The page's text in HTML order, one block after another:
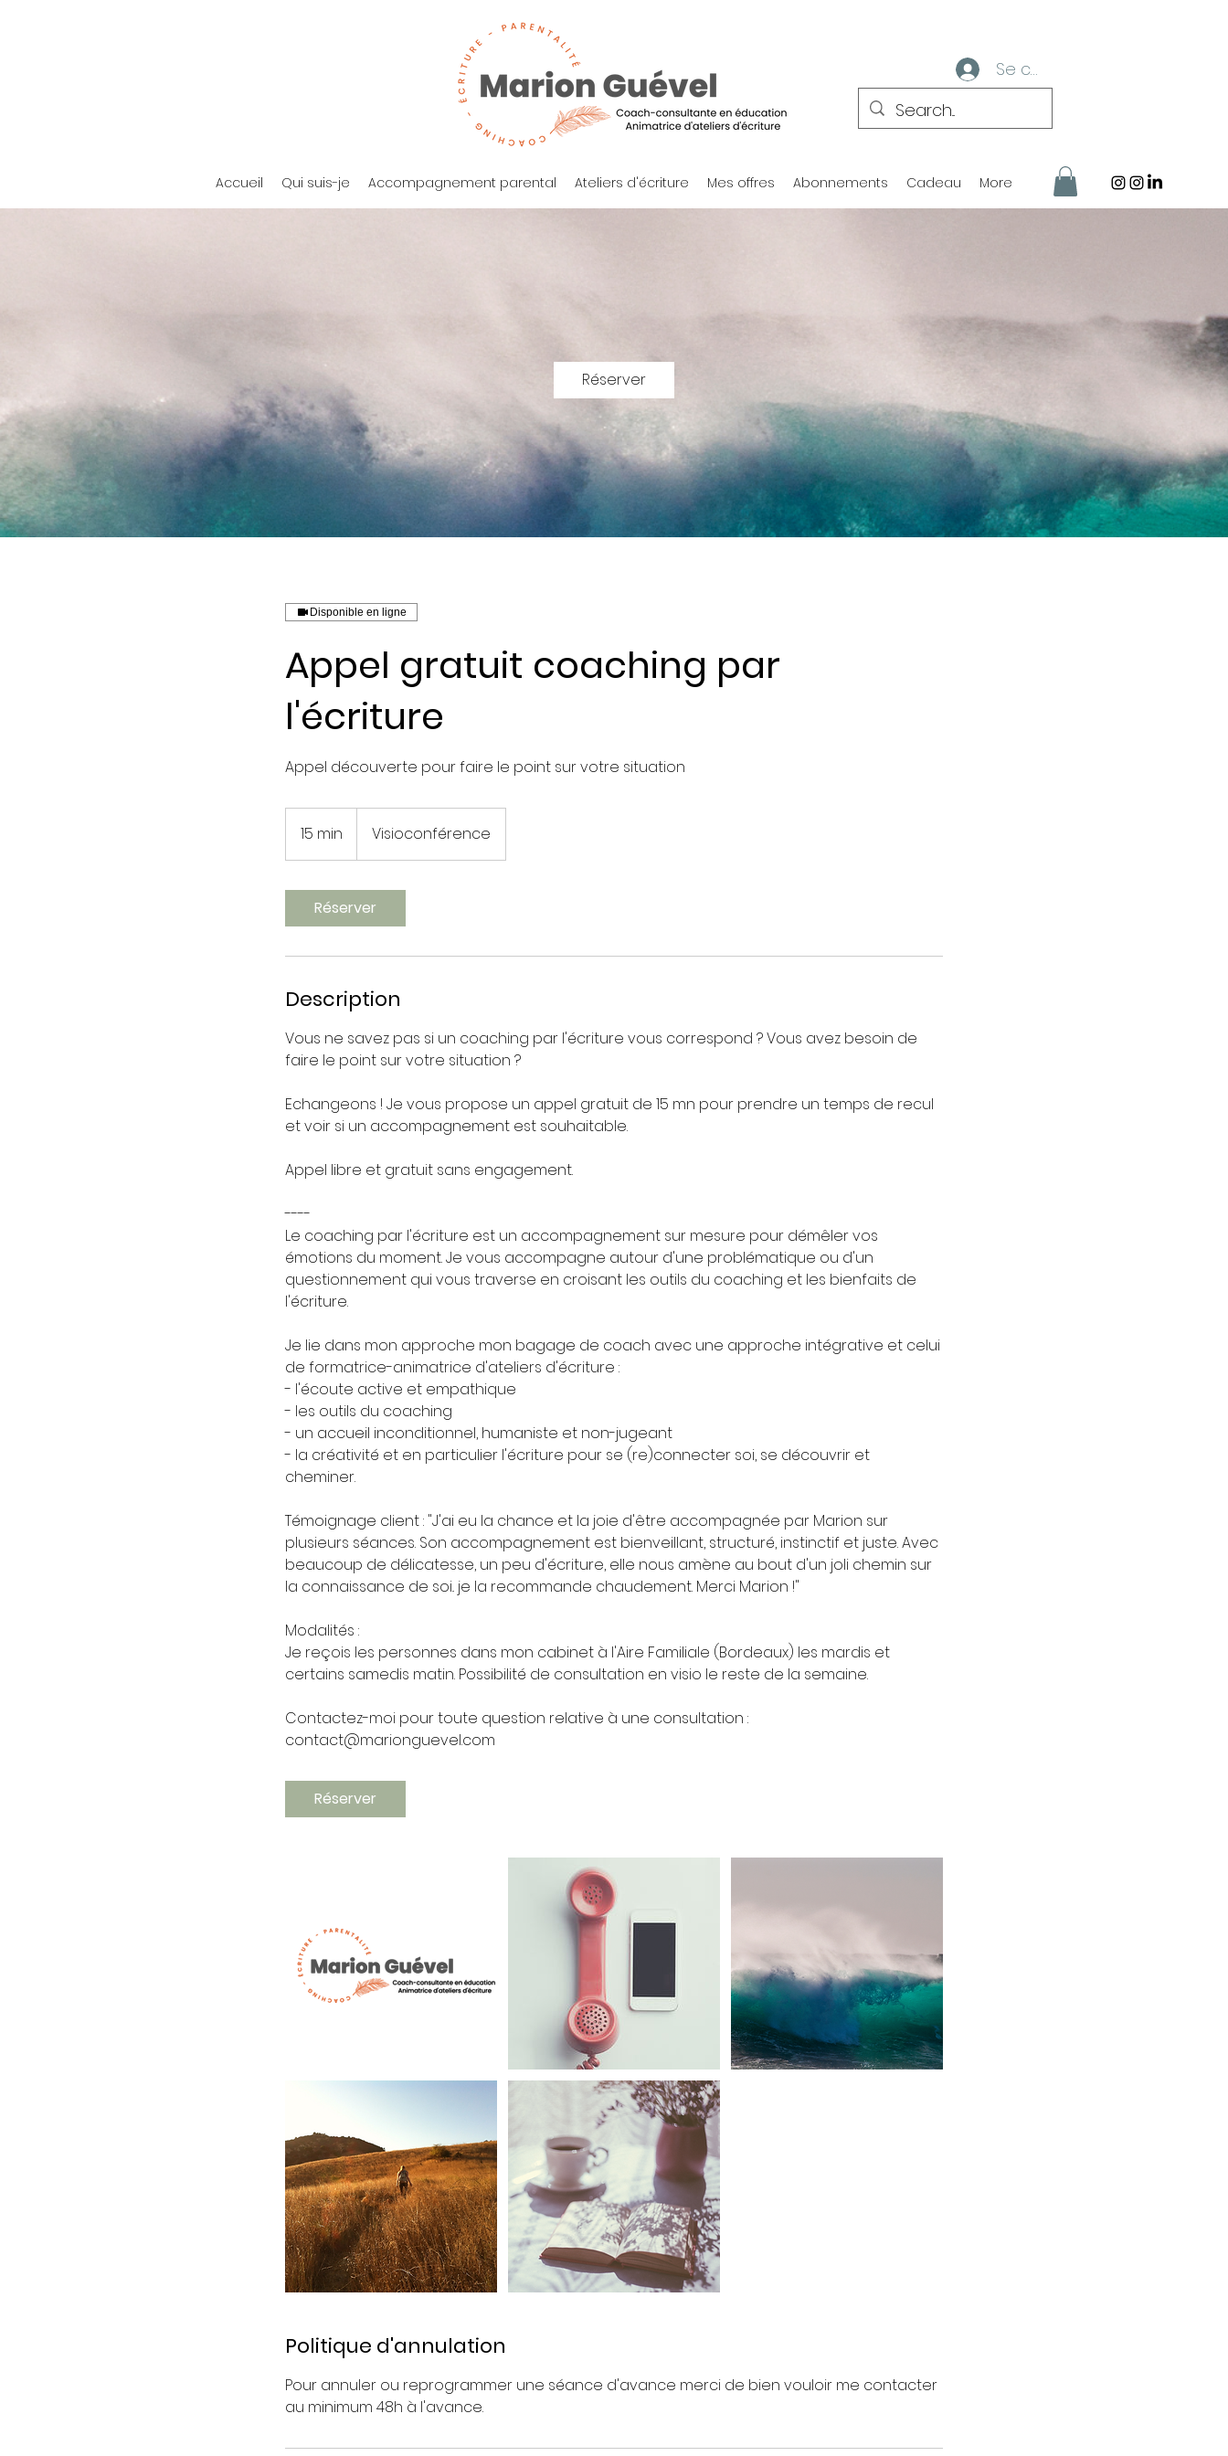
Accueil Qui suis-je Accompagnement parental Ateliers d'écriture Mes offres Abonnements Cadeau More
Se connecter
Réserver
Disponible en ligne
Appel gratuit coaching par
l'écriture
Appel découverte pour faire le point sur votre situation
15 min
5
i
n
Visioconférence
Réserver
Description
Vous ne savez pas si un coaching par l'écriture vous correspond ? Vous avez besoin de
faire le point sur votre situation ?
Echangeons ! Je vous propose un appel gratuit de 15 mn pour prendre un temps de recul
et voir si un accompagnement est souhaitable.
Appel libre et gratuit sans engagement.
----
Le coaching par l'écriture est un accompagnement sur mesure pour démêler vos
émotions du moment. Je vous accompagne autour d'une problématique ou d'un
questionnement qui vous traverse en croisant les outils du coaching et les bienfaits de
l'écriture.
Je lie dans mon approche mon bagage de coach avec une approche intégrative et celui
de formatrice-animatrice d'ateliers d'écriture :
- l'écoute active et empathique
- les outils du coaching
- un accueil inconditionnel, humaniste et non-jugeant
- la créativité et en particulier l'écriture pour se (re)connecter soi, se découvrir et
cheminer.
Témoignage client : "J'ai eu la chance et la joie d'être accompagnée par Marion sur
plusieurs séances. Son accompagnement est bienveillant, structuré, instinctif et juste. Avec
beaucoup de délicatesse, un peu d'écriture, elle nous amène au bout d'un joli chemin sur
la connaissance de soi.. je la recommande chaudement. Merci Marion !"
Modalités :
Je reçois les personnes dans mon cabinet à l'Aire Familiale (Bordeaux) les mardis et
certains samedis matin. Possibilité de consultation en visio le reste de la semaine.
Contactez-moi pour toute question relative à une consultation :
contact@marionguevel.com
Réserver
Politique d'annulation
Pour annuler ou reprogrammer une séance d'avance merci de bien vouloir me contacter
au minimum 48h à l'avance.